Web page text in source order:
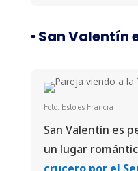
▪️ San Valentín
Foto: Esto es Francia
San Valentín es
un lugar